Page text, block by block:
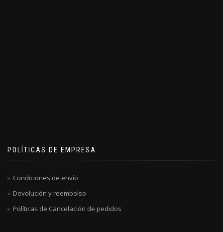
POLÍTICAS DE EMPRESA
Condiciones de envío
Devolución y reembolso
Políticas de Cancelación de pedidos